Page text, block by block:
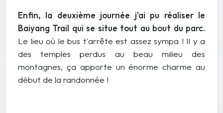
Enfin, la deuxième journée j'ai pu réaliser le
Baiyang Trail qui se situe tout au bout du parc.
Le lieu où le bus t'arrête est assez sympa ! Il y a
des temples perdus au beau milieu des
montagnes, ça apporte un énorme charme au
début de la randonnée !